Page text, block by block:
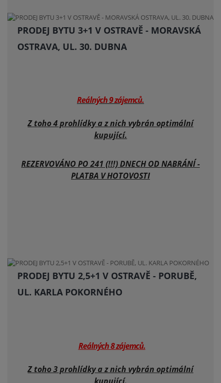
PRODEJ BYTU 3+1 V OSTRAVĚ - MORAVSKÁ
OSTRAVA, UL. 30. DUBNA
Reálných 9 zájemců.
Z toho 4 prohlídky a z nich vybrán optimální
kupující.
REZERVOVÁNO PO 241 (!!!) DNECH OD NABRÁNÍ -
PLATBA V HOTOVOSTI
PRODEJ BYTU 2,5+1 V OSTRAVĚ - PORUBĚ,
UL. KARLA POKORNÉHO
Reálných 8 zájemců.
Z toho 3 prohlídky a z nich vybrán optimální